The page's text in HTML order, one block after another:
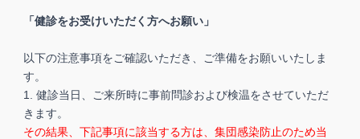
「健診をお受けいただく方へお願い」
以下の注意事項をご確認いただき、ご準備をお願いいたしま
す。
1. 健診当日、ご来所時に事前問診および検温をさせていただ
きます。
その結果、下記事項に該当する方は、集団感染防⽌のため当